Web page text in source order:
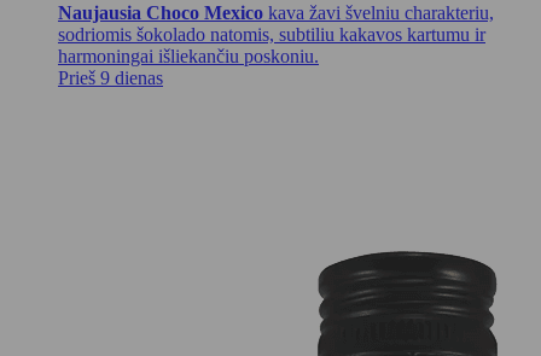
Naujausia Choco Mexico kava žavi švelniu charakteriu,
sodriomis šokolado natomis, subtiliu kakavos kartumu ir
harmoningai išliekančiu poskoniu.
Prieš 9 dienas